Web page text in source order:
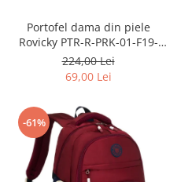
Portofel dama din piele
Rovicky PTR-R-PRK-01-F19-
2757 BE
224,00 Lei
69,00 Lei
-61%